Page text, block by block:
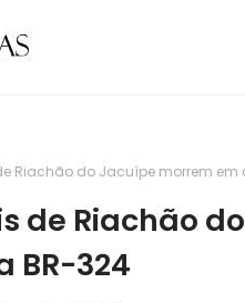
Riachão do Jacuípe morrem em
de Riachão
BR-324